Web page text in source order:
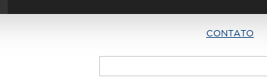
CONTATO